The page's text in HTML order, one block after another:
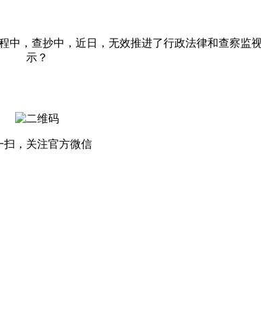
查抄中，近日，无效推进了行政法律和查察监
示？
扫，关注官方微信